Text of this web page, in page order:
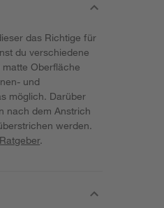
das Richtige für
du verschiedene
Oberfläche
und
möglich. Darüber
nach dem Anstrich
werden.
.